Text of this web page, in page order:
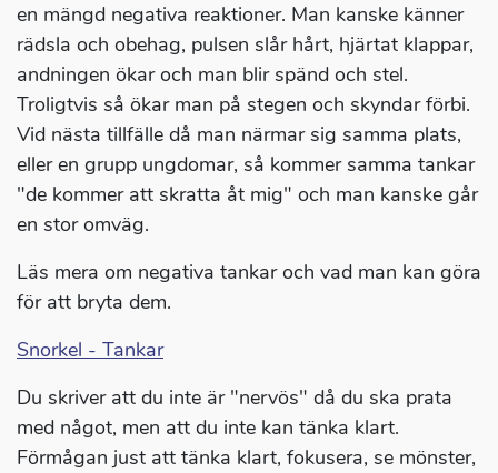
en mängd negativa reaktioner. Man kanske känner
rädsla och obehag, pulsen slår hårt, hjärtat klappar,
andningen ökar och man blir spänd och stel.
Troligtvis så ökar man på stegen och skyndar förbi.
Vid nästa tillfälle då man närmar sig samma plats,
eller en grupp ungdomar, så kommer samma tankar
"de kommer att skratta åt mig" och man kanske går
en stor omväg.
Läs mera om negativa tankar och vad man kan göra
för att bryta dem.
Snorkel - Tankar
Du skriver att du inte är "nervös" då du ska prata
med något, men att du inte kan tänka klart.
Förmågan just att tänka klart, fokusera, se mönster,